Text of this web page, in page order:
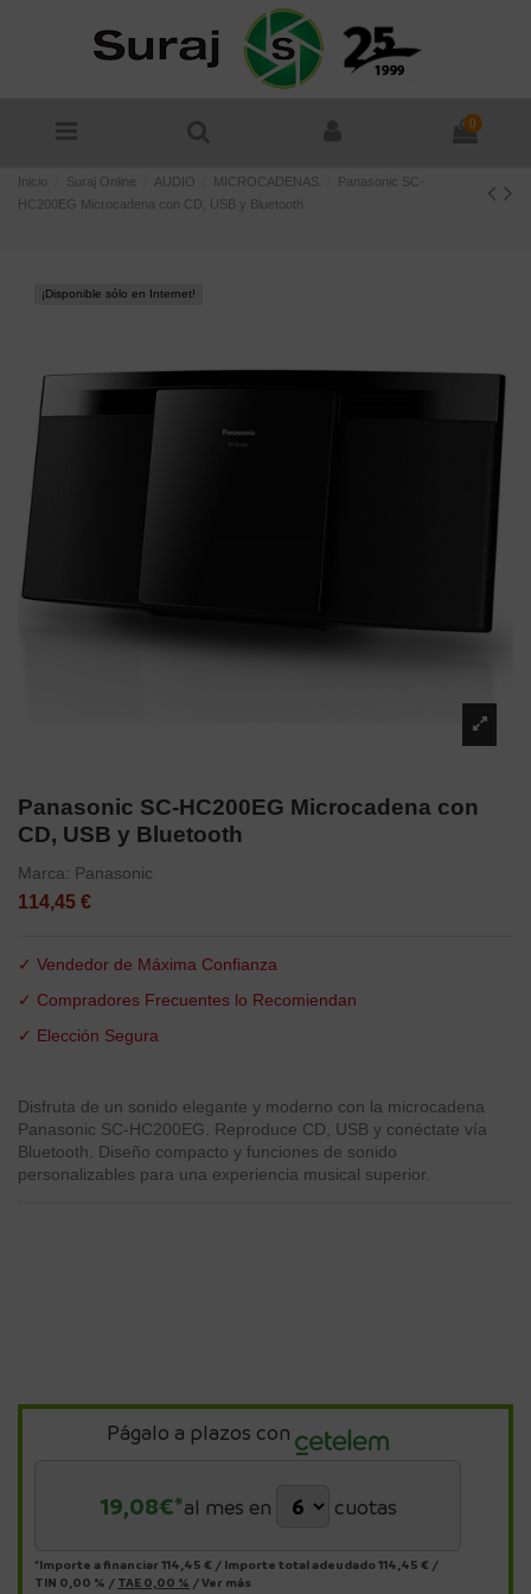
0
Inicio Suraj Online AUDIO MICROCADENAS
Panasonic SC-
HC200EG Microcadena con CD, USB y Bluetooth
¡Disponible sólo en Internet!
Panasonic SC-HC200EG Microcadena con
CD, USB y Bluetooth
Marca: Panasonic
114,45 €
✓ Vendedor de Máxima Confianza
✓ Compradores Frecuentes lo Recomiendan
✓ Elección Segura
Disfruta de un sonido elegante y moderno con la microcadena
Panasonic SC-HC200EG. Reproduce CD, USB y conéctate vía
Bluetooth. Diseño compacto y funciones de sonido
personalizables para una experiencia musical superior.
Págalo a plazos con
19,08€*al mes en cuotas
*Importe a financiar 114,45 € / Importe total adeudado114,45 € /
TIN 0,00 % / TAE 0,00 % /Ver más